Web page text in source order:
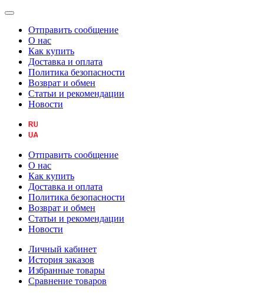
Отправить сообщение
О нас
Как купить
Доставка и оплата
Политика безопасности
Возврат и обмен
Статьи и рекомендации
Новости
Отправить сообщение
О нас
Как купить
Доставка и оплата
Политика безопасности
Возврат и обмен
Статьи и рекомендации
Новости
Личный кабинет
История заказов
Избранные товары
Сравнение товаров